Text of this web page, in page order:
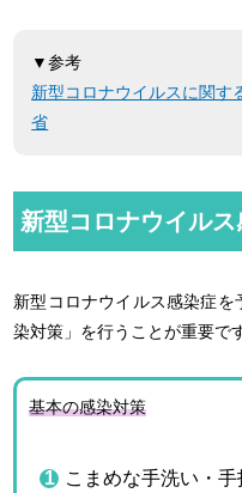
▼参考
新型コロナウイルスに関す
省
新型コロナウイル
新型コロナウイルス感染症
染対策」を行うことが重要で
基本の感染対策
こまめな手洗い・